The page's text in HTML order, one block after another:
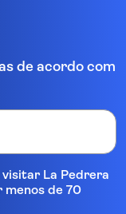
de acordo com
La Pedrera
menos de 70